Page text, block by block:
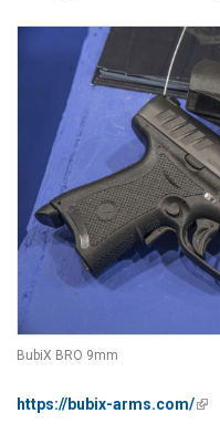
BubiX BRO 9mm
https://bubix-arms.com/